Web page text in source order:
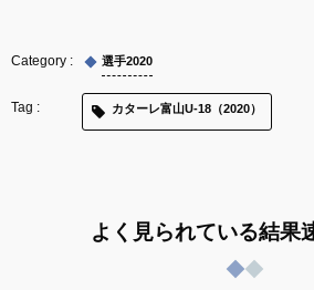
選手2020
カターレ富山U-18（2020）
よく見られている結果